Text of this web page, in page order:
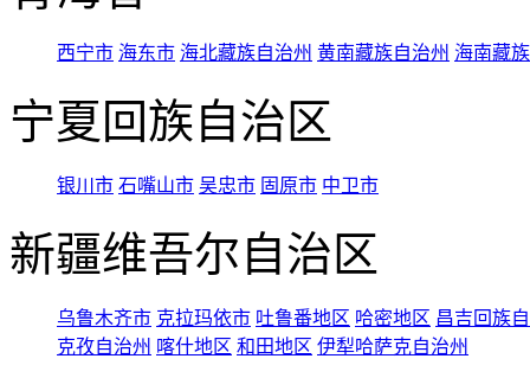
西宁市 海东市 海北藏族自治州 黄南藏族自治州 海南藏
宁夏回族自治区
银川市 石嘴山市 吴忠市 固原市 中卫市
新疆维吾尔自治区
乌鲁木齐市 克拉玛依市 吐鲁番地区 哈密地区 昌吉回族
克孜自治州 喀什地区 和田地区 伊犁哈萨克自治州